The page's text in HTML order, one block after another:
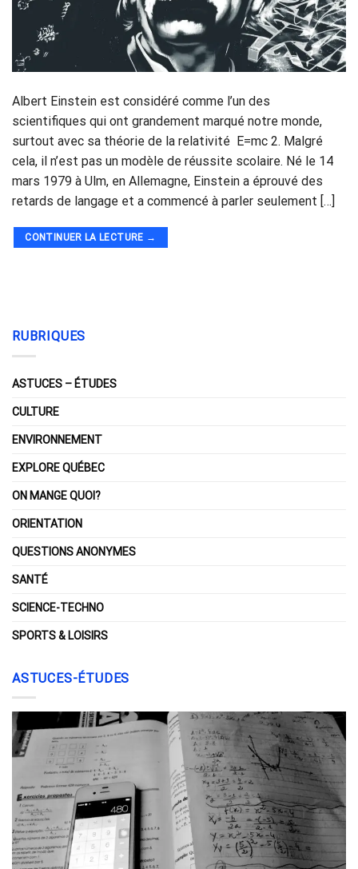
Albert Einstein est considéré comme l’un des
scientifiques qui ont grandement marqué notre monde,
surtout avec sa théorie de la relativité E=mc 2. Malgré
cela, il n’est pas un modèle de réussite scolaire. Né le 14
mars 1979 à Ulm, en Allemagne, Einstein a éprouvé des
retards de langage et a commencé à parler seulement […]
CONTINUER LA LECTURE →
RUBRIQUES
ASTUCES – ÉTUDES
CULTURE
ENVIRONNEMENT
EXPLORE QUÉBEC
ON MANGE QUOI?
ORIENTATION
QUESTIONS ANONYMES
SANTÉ
SCIENCE-TECHNO
SPORTS & LOISIRS
ASTUCES-ÉTUDES